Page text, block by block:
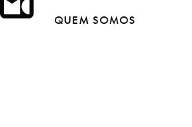
QUEM SOMOS